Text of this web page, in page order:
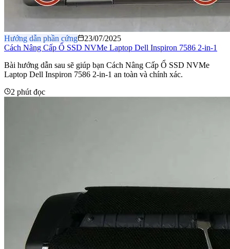
Hướng dẫn phần cứng
23/07/2025
Cách Nâng Cấp Ổ SSD NVMe Laptop Dell Inspiron 7586 2-in-1
Bài hướng dẫn sau sẽ giúp bạn Cách Nâng Cấp Ổ SSD NVMe
Laptop Dell Inspiron 7586 2-in-1 an toàn và chính xác.
2 phút đọc